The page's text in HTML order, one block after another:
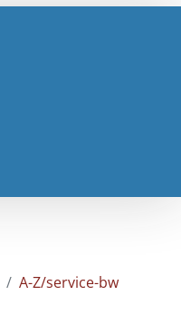
A-Z/service-bw